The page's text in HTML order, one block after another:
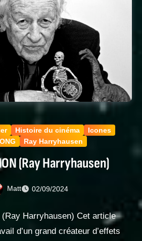
Histoire du cinéma
Icones
Ray Harryhausen
(Ray Harryhausen)
Matt 02/09/2024
(Ray Harryhausen) Cet article
d’un grand créateur d’effets